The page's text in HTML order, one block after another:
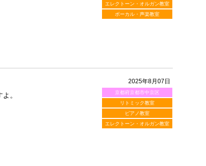
エレクトーン・オルガン教室
ボーカル・声楽教室
2025年8月07日
京都府京都市中京区
リトミック教室
ピアノ教室
エレクトーン・オルガン教室
。